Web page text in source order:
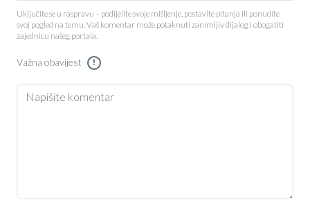
Uključite se u raspravu – podijelite svoje mišljenje, postavite pitanja ili ponudite
svoj pogled na temu. Vaš komentar može potaknuti zanimljiv dijalog i obogatiti
zajednicu našeg portala.
Važna obavijest !